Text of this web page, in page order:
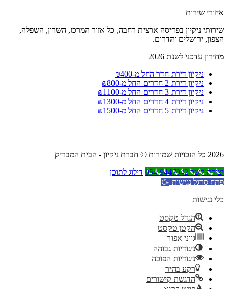
איזורי שירות
שירותי ניקיון בפריסה ארצית רחבה, כל אזור המרכז, השרון, השפלה,
הצפון, ירושלים והדרום.
מחירון עדכני לשנת 2026
ניקיון דירת חדר החל מ-₪400
ניקיון דירת 2 חדרים החל מ-₪800
ניקיון דירת 3 חדרים החל מ-₪1100
ניקיון דירת 4 חדרים החל מ-₪1300
ניקיון דירת 5 חדרים החל מ-₪1500
2026 כל הזכויות שמורות © חברת ניקיון - הבית המבריק
יצירת קשר 054-9447042
דילוג לתוכן
פתח סרגל נגישות
כלי נגישות
הגדל טקסט
הקטן טקסט
גווני אפור
ניגודיות גבוהה
ניגודיות הפוכה
רקע בהיר
הדגשת קישורים